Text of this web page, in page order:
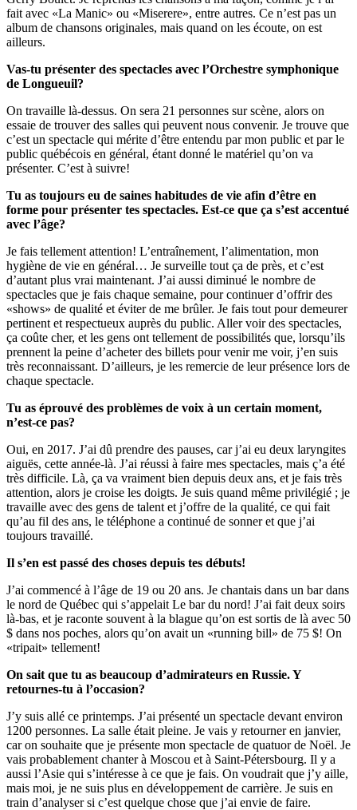
fait avec «La Manic» ou «Miserere», entre autres. Ce n’est pas un
album de chansons originales, mais quand on les écoute, on est
ailleurs.
Vas-tu présenter des spectacles avec l’Orchestre symphonique
de Longueuil?
On travaille là-dessus. On sera 21 personnes sur scène, alors on
essaie de trouver des salles qui peuvent nous convenir. Je trouve que
c’est un spectacle qui mérite d’être entendu par mon public et par le
public québécois en général, étant donné le matériel qu’on va
présenter. C’est à suivre!
Tu as toujours eu de saines habitudes de vie afin d’être en
forme pour présenter tes spectacles. Est-ce que ça s’est accentué
avec l’âge?
Je fais tellement attention! L’entraînement, l’alimentation, mon
hygiène de vie en général… Je surveille tout ça de près, et c’est
d’autant plus vrai maintenant. J’ai aussi diminué le nombre de
spectacles que je fais chaque semaine, pour continuer d’offrir des
«shows» de qualité et éviter de me brûler. Je fais tout pour demeurer
pertinent et respectueux auprès du public. Aller voir des spectacles,
ça coûte cher, et les gens ont tellement de possibilités que, lorsqu’ils
prennent la peine d’acheter des billets pour venir me voir, j’en suis
très reconnaissant. D’ailleurs, je les remercie de leur présence lors de
chaque spectacle.
Tu as éprouvé des problèmes de voix à un certain moment,
n’est-ce pas?
Oui, en 2017. J’ai dû prendre des pauses, car j’ai eu deux laryngites
aiguës, cette année-là. J’ai réussi à faire mes spectacles, mais ç’a été
très difficile. Là, ça va vraiment bien depuis deux ans, et je fais très
attention, alors je croise les doigts. Je suis quand même privilégié ; je
travaille avec des gens de talent et j’offre de la qualité, ce qui fait
qu’au fil des ans, le téléphone a continué de sonner et que j’ai
toujours travaillé.
Il s’en est passé des choses depuis tes débuts!
J’ai commencé à l’âge de 19 ou 20 ans. Je chantais dans un bar dans
le nord de Québec qui s’appelait Le bar du nord! J’ai fait deux soirs
là-bas, et je raconte souvent à la blague qu’on est sortis de là avec 50
$ dans nos poches, alors qu’on avait un «running bill» de 75 $! On
«tripait» tellement!
On sait que tu as beaucoup d’admirateurs en Russie. Y
retournes-tu à l’occasion?
J’y suis allé ce printemps. J’ai présenté un spectacle devant environ
1200 personnes. La salle était pleine. Je vais y retourner en janvier,
car on souhaite que je présente mon spectacle de quatuor de Noël. Je
vais probablement chanter à Moscou et à Saint-Pétersbourg. Il y a
aussi l’Asie qui s’intéresse à ce que je fais. On voudrait que j’y aille,
mais moi, je ne suis plus en développement de carrière. Je suis en
train d’analyser si c’est quelque chose que j’ai envie de faire.